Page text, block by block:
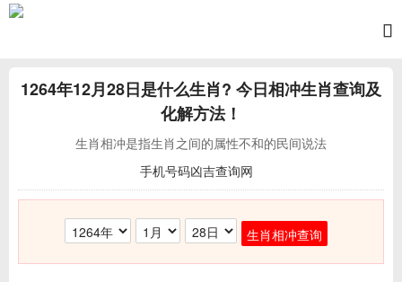
1264年12月28日是什么生肖? 今日相冲生肖查询及
化解方法！
生肖相冲是指生肖之间的属性不和的民间说法
手机号码凶吉查询网
生肖相冲查询